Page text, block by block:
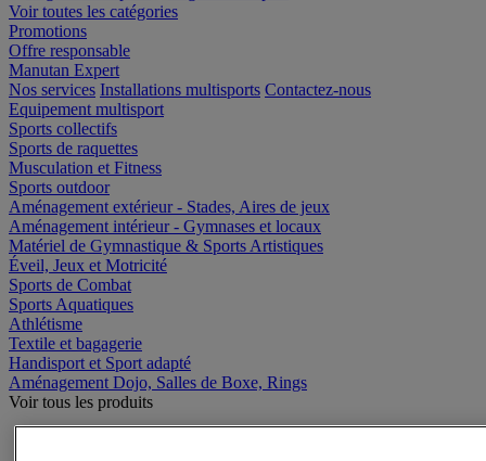
Voir toutes les catégories
Promotions
Offre responsable
Manutan Expert
Nos services Installations multisports Contactez-nous
Equipement multisport
Sports collectifs
Sports de raquettes
Musculation et Fitness
Sports outdoor
Aménagement extérieur - Stades, Aires de jeux
Aménagement intérieur - Gymnases et locaux
Matériel de Gymnastique & Sports Artistiques
Éveil, Jeux et Motricité
Sports de Combat
Sports Aquatiques
Athlétisme
Textile et bagagerie
Handisport et Sport adapté
Aménagement Dojo, Salles de Boxe, Rings
Voir tous les produits